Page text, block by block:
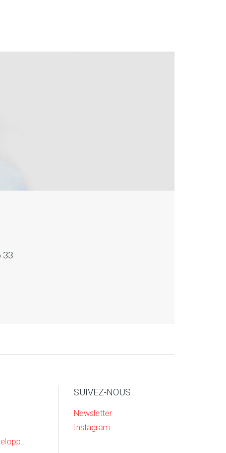
33
Recherche & Developpement
SUIVEZ-NOUS
Newsletter
Instagram